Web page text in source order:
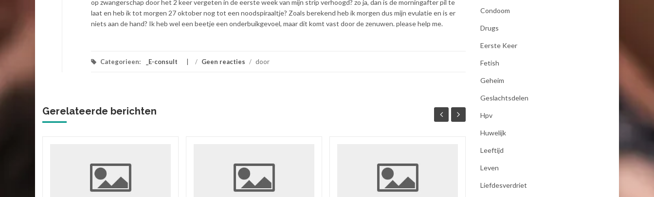
op zwangerschap door het 2 keer vergeten in de eerste week van mijn strip verhoogd? zo ja, dan is de morningafter pil te
laat en heb ik tot morgen 27 oktober nog tot een noodspiraaltje? Zoals berekend heb ik morgen dus mijn evulatie en is er
niets aan de hand? Ik heb wel een beetje een onderbuikgevoel, maar dit komt vast door de zenuwen. please help me.
Categorieen: _E-consult / Geen reacties / door
Gerelateerde berichten
dan moet zij koude handen
19
Condoom
Drugs
Eerste Keer
Fetish
Geheim
Geslachtsdelen
Hpv
Huwelijk
Leeftijd
Leven
Liefdesverdriet